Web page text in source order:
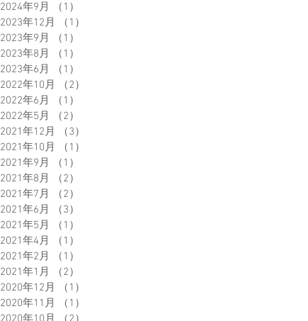
2024年9月
（1）
2023年12月
（1）
2023年9月
（1）
2023年8月
（1）
2023年6月
（1）
2022年10月
（2）
2022年6月
（1）
2022年5月
（2）
2021年12月
（3）
2021年10月
（1）
2021年9月
（1）
2021年8月
（2）
2021年7月
（2）
2021年6月
（3）
2021年5月
（1）
2021年4月
（1）
2021年2月
（1）
2021年1月
（2）
2020年12月
（1）
2020年11月
（1）